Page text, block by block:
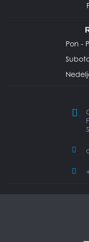
Pon -